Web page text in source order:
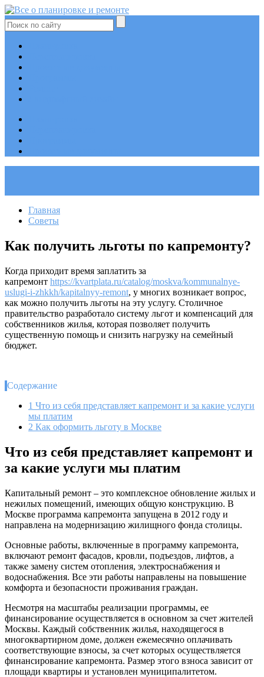
Главная
Советы
Как получить льготы по капремонту?
Когда приходит время заплатить за
капремонт https://kvartplata.ru/catalog/moskva/kommunalnye-
uslugi-i-zhkkh/kapitalnyy-remont, у многих возникает вопрос,
как можно получить льготы на эту услугу. Столичное
правительство разработало систему льгот и компенсаций для
собственников жилья, которая позволяет получить
существенную помощь и снизить нагрузку на семейный
бюджет.
Содержание
1 Что из себя представляет капремонт и за какие услуги
мы платим
2 Как оформить льготу в Москве
Что из себя представляет капремонт и
за какие услуги мы платим
Капитальный ремонт – это комплексное обновление жилых и
нежилых помещений, имеющих общую конструкцию. В
Москве программа капремонта запущена в 2012 году и
направлена на модернизацию жилищного фонда столицы.
Основные работы, включенные в программу капремонта,
включают ремонт фасадов, кровли, подъездов, лифтов, а
также замену систем отопления, электроснабжения и
водоснабжения. Все эти работы направлены на повышение
комфорта и безопасности проживания граждан.
Несмотря на масштабы реализации программы, ее
финансирование осуществляется в основном за счет жителей
Москвы. Каждый собственник жилья, находящегося в
многоквартирном доме, должен ежемесячно оплачивать
соответствующие взносы, за счет которых осуществляется
финансирование капремонта. Размер этого взноса зависит от
площади квартиры и установлен муниципалитетом.